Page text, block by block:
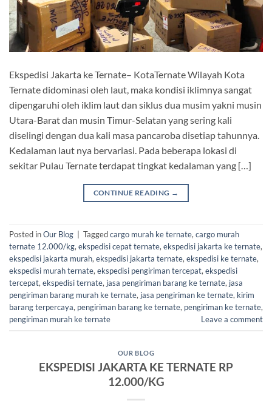
Ekspedisi Jakarta ke Ternate– KotaTernate Wilayah Kota
Ternate didominasi oleh laut, maka kondisi iklimnya sangat
dipengaruhi oleh iklim laut dan siklus dua musim yakni musin
Utara-Barat dan musin Timur-Selatan yang sering kali
diselingi dengan dua kali masa pancaroba disetiap tahunnya.
Kedalaman laut nya bervariasi. Pada beberapa lokasi di
sekitar Pulau Ternate terdapat tingkat kedalaman yang […]
CONTINUE READING →
Posted inOur Blog Taggedcargo murah ke ternate,cargo murah
ternate 12.000/kg,ekspedisi cepat ternate,ekspedisi jakarta ke ternate,
ekspedisi jakarta murah,ekspedisi jakarta ternate,ekspedisi ke ternate,
ekspedisi murah ternate,ekspedisi pengiriman tercepat,ekspedisi
tercepat,ekspedisi ternate, jasa pengiriman barang ke ternate, jasa
pengiriman barang murah ke ternate, jasa pengiriman ke ternate, kirim
barang terpercaya, pengiriman barang ke ternate, pengiriman ke ternate,
pengiriman murah ke ternate
Leave a comment
OUR BLOG
EKSPEDISI JAKARTA KE TERNATE RP
12.000/KG